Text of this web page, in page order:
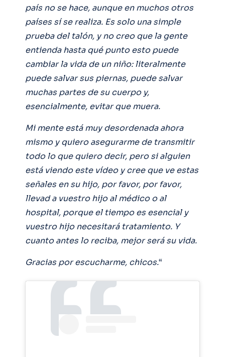
país no se hace, aunque en muchos otros
países sí se realiza. Es solo una simple
prueba del talón, y no creo que la gente
entienda hasta qué punto esto puede
cambiar la vida de un niño: literalmente
puede salvar sus piernas, puede salvar
muchas partes de su cuerpo y,
esencialmente, evitar que muera.
Mi mente está muy desordenada ahora
mismo y quiero asegurarme de transmitir
todo lo que quiero decir, pero si alguien
está viendo este vídeo y cree que ve estas
señales en su hijo, por favor, por favor,
llevad a vuestro hijo al médico o al
hospital, porque el tiempo es esencial y
vuestro hijo necesitará tratamiento. Y
cuanto antes lo reciba, mejor será su vida.
Gracias por escucharme, chicos.“